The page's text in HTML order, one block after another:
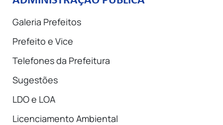
Galeria Prefeitos
Prefeito e Vice
Telefones da Prefeitura
Sugestões
LDO e LOA
Licenciamento Ambiental